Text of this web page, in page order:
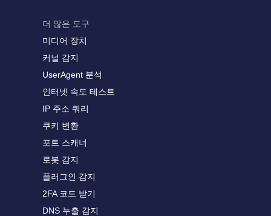
더 많은 도구
미디어 장치
커널 감지
UserAgent 분석
인터넷 속도 테스트
IP 주소 쿼리
쿠키 변환
포트 스캐너
로봇 감지
플러그인 감지
2FA 코드 받기
DNS 누출 감지